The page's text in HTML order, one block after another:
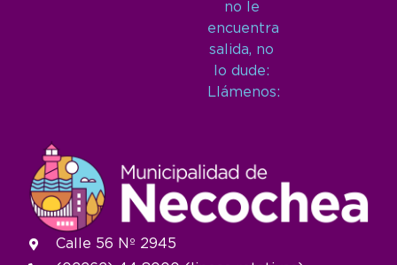
no le
encuentra
salida, no
lo dude:
Llámenos:
Calle 56 Nº 2945